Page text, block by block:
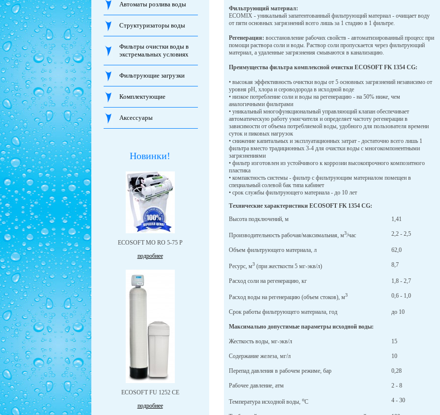
Автоматы розлива воды
Структуризаторы воды
Фильтры очистки воды в
экстремальных условиях
Фильтрующие загрузки
Комплектующие
Аксессуары
Новинки!
ЕCOSOFT MO RO 5-75 P
подробнее
ECOSOFT FU 1252 CE
подробнее
Фильтрующий материал:
ECOMIX - уникальный запатентованный фильтрующий материал - очищает воду
от пяти основных загрязнений всего лишь за 1 стадию в 1 фильтре.
Регенерация: восстановление рабочих свойств - автоматизированный процесс при
помощи раствора соли и воды. Раствор соли пропускается через фильтрующий
материал, а удаленные загрязнения смываются в канализацию.
Преимущества фильтра комплексной очистки ECOSOFT FK 1354 CG:
• высокая эффективность очистки воды от 5 основных загрязнений независимо от
уровня рН, хлора и сероводорода в исходной воде
• низкое потребление соли и воды на регенерацию - на 50% ниже, чем
аналогичными фильтрами
• уникальный многофункциональный управляющий клапан обеспечивает
автоматическую работу умягчителя и определяет частоту регенерации в
зависимости от объема потребляемой воды, удобного для пользователя времени
суток и пиковых нагрузок
• снижение капитальных и эксплуатационных затрат - достаточно всего лишь 1
фильтра вместо традиционных 3-4 для очистки воды с многокомпонентными
загрязнениями
• фильтр изготовлен из устойчивого к коррозии высокопрочного композитного
пластика
• компактность системы - фильтр с фильтрующим материалом помещен в
специальный солевой бак типа кабинет
• срок службы фильтрующего материала - до 10 лет
Технические характеристики ECOSOFT FK 1354 CG:
Высота подключений, м
1,41
Производительность рабочая/максимальная, м3/час 2,2 - 2,5
Объем фильтрующего материала, л 62,0
Ресурс, м3(при жесткости 5 мг-экв/л) 8,7
Расход соли на регенерацию, кг 1,8 - 2,7
Расход воды на регенерацию (объем стоков), м3 0,6 - 1,0
Срок работы фильтрующего материала, год до 10
Максимально допустимые параметры исходной воды:
Жесткость воды, мг-экв/л 15
Содержание железа, мг/л 10
Перепад давления в рабочем режиме, бар 0,28
Рабочее давление, атм 2 - 8
Температура исходной воды, оС 4 - 30